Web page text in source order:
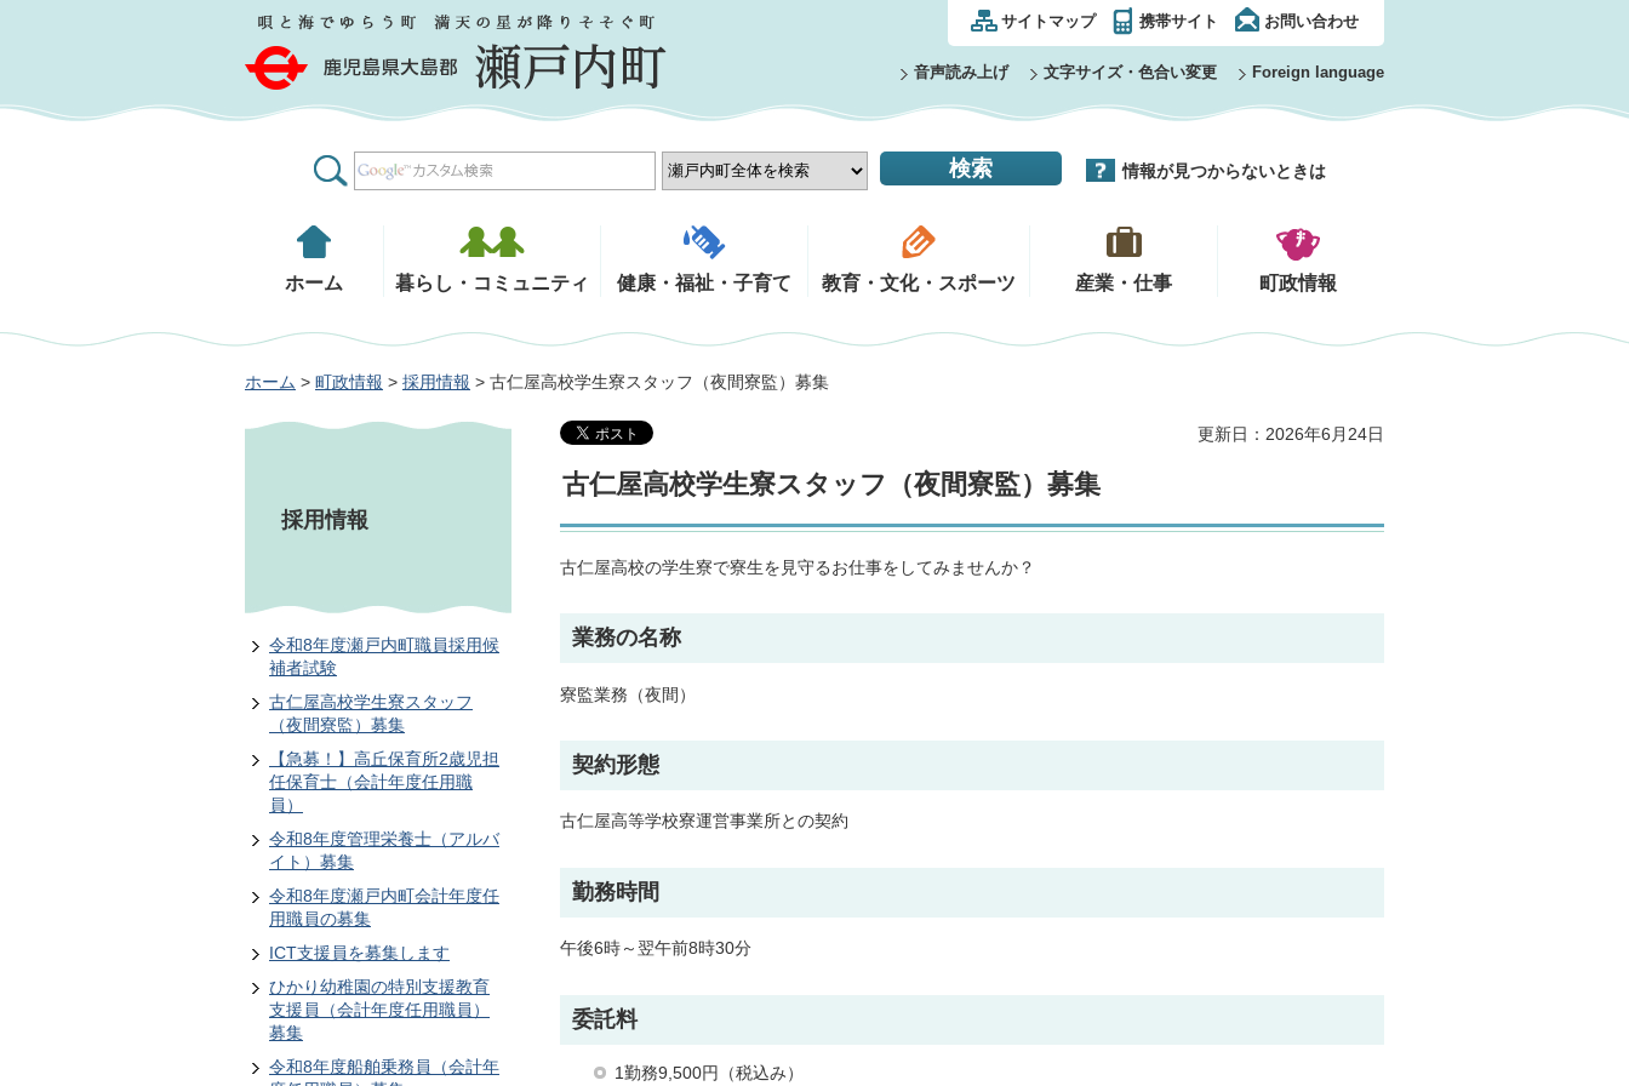
鹿児島県大島郡 瀬戸内町 サイトマップ 携帯サイト お問い合わせ
音声読み上げ 文字サイズ・色合い変更 Foreign language
情報が見つからないときは
ホーム 暮らし・コミュニティ 健康・福祉・子育て 教育・文化・スポーツ 産業・仕事 町政情報
ホーム > 町政情報 > 採用情報 > 古仁屋高校学生寮スタッフ（夜間寮監）募集
採用情報
令和8年度瀬戸内町職員採用候
補者試験
古仁屋高校学生寮スタッフ
（夜間寮監）募集
【急募！】高丘保育所2歳児担
任保育士（会計年度任用職
員）
令和8年度管理栄養士（アルバ
イト）募集
令和8年度瀬戸内町会計年度任
用職員の募集
ICT支援員を募集します
ひかり幼稚園の特別支援教育
支援員（会計年度任用職員）
募集
令和8年度船舶乗務員（会計年
更新日：2026年6月24日
古仁屋高校学生寮スタッフ（夜間寮監）募集
古仁屋高校の学生寮で寮生を見守るお仕事をしてみませんか？
業務の名称
寮監業務（夜間）
契約形態
古仁屋高等学校寮運営事業所との契約
勤務時間
午後6時～翌午前8時30分
委託料
1勤務9,500円（税込み）